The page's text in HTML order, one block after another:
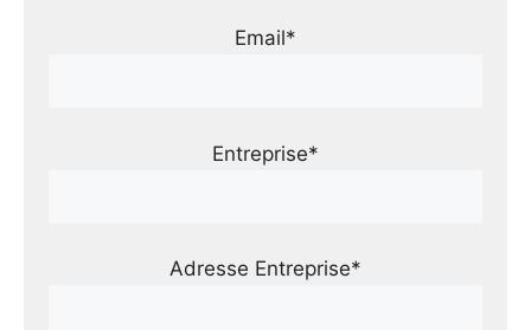
Email*
Entreprise*
Adresse Entreprise*